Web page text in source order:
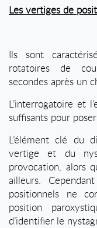
Les vertiges de
Ils sont
rotatoires de
secondes après un
L’interrogatoire et
suffisants pour
L’élément clé du
vertige et du
provocation, alors
ailleurs.
positionnels ne
position
d’identifier le